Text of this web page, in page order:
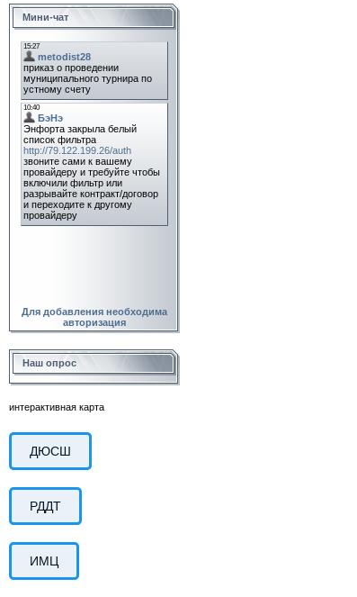
Мини-чат
Для добавления необходима
авторизация
Наш опрос
интерактивная карта
ДЮСШ
РДДТ
ИМЦ